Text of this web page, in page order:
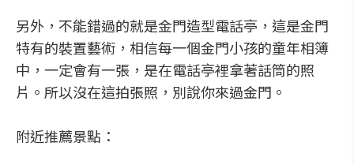
另外，不能錯過的就是金門造型電話亭，這是金門
特有的裝置藝術，相信每一個金門小孩的童年相簿
中，一定會有一張，是在電話亭裡拿著話筒的照
片。所以沒在這拍張照，別說你來過金門。
附近推薦景點：